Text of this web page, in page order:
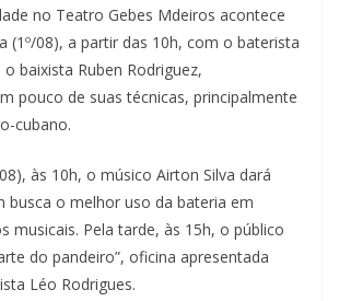
no Teatro Gebes Mdeiros acontece
(1º/08), a partir das 10h, com o baterista
baixista Ruben Rodriguez,
pouco de suas técnicas, principalmente
cubano.
às 10h, o músico Airton Silva dará
busca o melhor uso da bateria em
musicais. Pela tarde, às 15h, o público
do pandeiro”, oficina apresentada
Léo Rodrigues.